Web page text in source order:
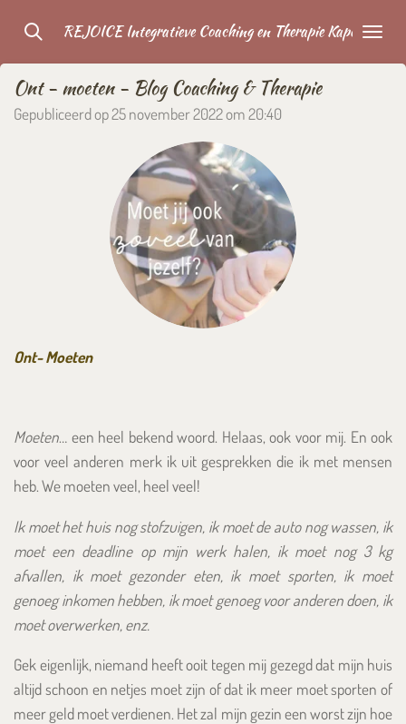
Ga
direct
naar
de
hoofdinhoud
REJOICE Integratieve Coaching en Therapie Kapelle
Ont - moeten - Blog Coaching & Therapie
Gepubliceerd op 25 november 2022 om 20:40
Ont- Moeten
Moeten… een heel bekend woord. Helaas, ook voor mij. En ook
voor veel anderen merk ik uit gesprekken die ik met mensen
heb. We moeten veel, heel veel!
Ik moet het huis nog stofzuigen, ik moet de auto nog wassen, ik
moet een deadline op mijn werk halen, ik moet nog 3 kg
afvallen, ik moet gezonder eten, ik moet sporten, ik moet
genoeg inkomen hebben, ik moet genoeg voor anderen doen, ik
moet overwerken, enz.
Gek eigenlijk, niemand heeft ooit tegen mij gezegd dat mijn huis
altijd schoon en netjes moet zijn of dat ik meer moet sporten of
meer geld moet verdienen. Het zal mijn gezin een worst zijn hoe